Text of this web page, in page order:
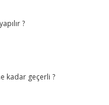
?
kadar geçerli ?